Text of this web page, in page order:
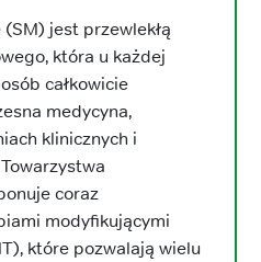
jest przewlekłą
która u każdej
całkowicie
medycyna,
klinicznych i
coraz
modyfikującymi
które pozwalają wielu